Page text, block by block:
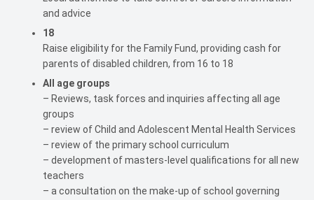
and advice
18
Raise eligibility for the Family Fund, providing cash for
parents of disabled children, from 16 to 18
All age groups
– Reviews, task forces and inquiries affecting all age
groups
– review of Child and Adolescent Mental Health Services
– review of the primary school curriculum
– development of masters-level qualifications for all new
teachers
– a consultation on the make-up of school governing